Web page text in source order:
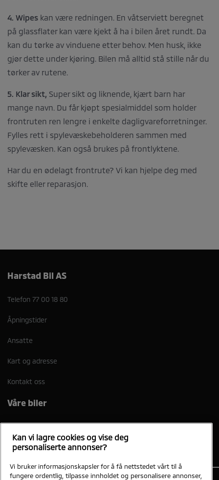
4. Wipes kan være redningen. En våtserviett beregnet
på glassflater kan være kjekt å ha i bilen året rundt. Da
kan du tørke av vinduene etter behov. Men husk, ikke
gjør dette under kjøring. Bilen må alltid stå stille når du
tørker av rutene.
5. Klar sikt, Super sikt og liknende, kjært barn har
mange navn. Du får kjøpt spesialmiddel som holder
frontruten ren lengre i enkelte dagligvareforretninger.
Fylles rett i spylevæskebeholderen sammen med
spylevæsken. Kan også brukes på frontlyktene.
Har du en ødelagt frontrute? Vi kan hjelpe deg med
skifte eller reparasjon.
Harstad Bil AS
Telefon 77 00 18 80
Åpningstider
Ansatte
Kart og adresse
Kontakt oss
Våre biler
Nye Outlander PHEV Nye Eclipse Cross EV
Kan vi lagre cookies og vise deg
personaliserte annonser?
Vi bruker informasjonskapsler for å få nettstedet vårt til å
fungere ordentlig, tilpasse innholdet og personalisere annonser,